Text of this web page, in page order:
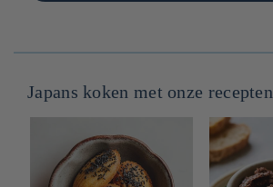
Japans koken met onze recepten